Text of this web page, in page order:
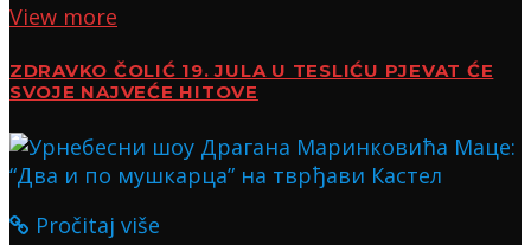
View more
ZDRAVKO ČOLIĆ 19. JULA U TESLIĆU PJEVAT ĆE
SVOJE NAJVEĆE HITOVE
Pročitaj više